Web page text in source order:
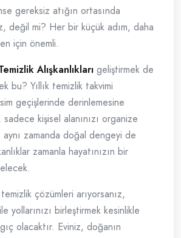
gereksiz atığın ortasında
değil mi? Her bir küçük adım, daha
için önemli.
Alışkanlıkları geliştirmek de
bu? Yıllık temizlik takvimi
geçişlerinde derinlemesine
kişisel alanınızı organize
zamanda doğal dengeyi de
zamanla hayatınızın bir
çözümleri arıyorsanız,
yollarınızı birleştirmek kesinlikle
olacaktır. Eviniz, doğanın